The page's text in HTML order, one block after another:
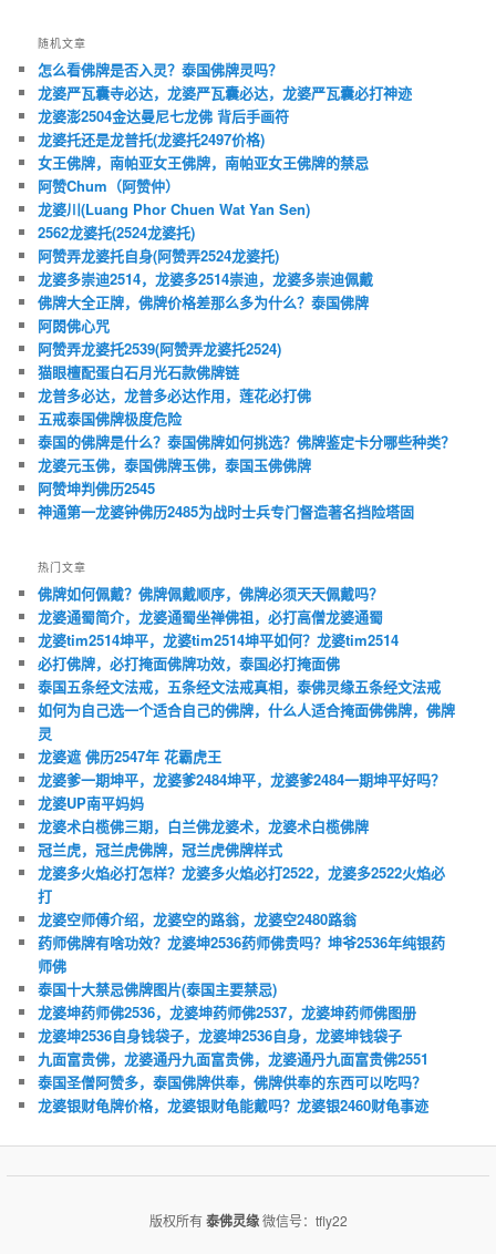
随机文章
怎么看佛牌是否入灵？泰国佛牌灵吗？
龙婆严瓦囊寺必达，龙婆严瓦囊必达，龙婆严瓦囊必打神迹
龙婆澎2504金达曼尼七龙佛 背后手画符
龙婆托还是龙普托(龙婆托2497价格)
女王佛牌，南帕亚女王佛牌，南帕亚女王佛牌的禁忌
阿赞Chum（阿赞仲）
龙婆川(Luang Phor Chuen Wat Yan Sen)
2562龙婆托(2524龙婆托)
阿赞弄龙婆托自身(阿赞弄2524龙婆托)
龙婆多崇迪2514，龙婆多2514崇迪，龙婆多崇迪佩戴
佛牌大全正牌，佛牌价格差那么多为什么？泰国佛牌
阿閦佛心咒
阿赞弄龙婆托2539(阿赞弄龙婆托2524)
猫眼檀配蛋白石月光石款佛牌链
龙普多必达，龙普多必达作用，莲花必打佛
五戒泰国佛牌极度危险
泰国的佛牌是什么？泰国佛牌如何挑选？佛牌鉴定卡分哪些种类？
龙婆元玉佛，泰国佛牌玉佛，泰国玉佛佛牌
阿赞坤判佛历2545
神通第一龙婆钟佛历2485为战时士兵专门督造著名挡险塔固
热门文章
佛牌如何佩戴？佛牌佩戴顺序，佛牌必须天天佩戴吗？
龙婆通蜀简介，龙婆通蜀坐禅佛祖，必打高僧龙婆通蜀
龙婆tim2514坤平，龙婆tim2514坤平如何？龙婆tim2514
必打佛牌，必打掩面佛牌功效，泰国必打掩面佛
泰国五条经文法戒，五条经文法戒真相，泰佛灵缘五条经文法戒
如何为自己选一个适合自己的佛牌，什么人适合掩面佛佛牌，佛牌
灵
龙婆遮 佛历2547年 花霸虎王
龙婆爹一期坤平，龙婆爹2484坤平，龙婆爹2484一期坤平好吗？
龙婆UP南平妈妈
龙婆术白榄佛三期，白兰佛龙婆术，龙婆术白榄佛牌
冠兰虎，冠兰虎佛牌，冠兰虎佛牌样式
龙婆多火焰必打怎样？龙婆多火焰必打2522，龙婆多2522火焰必
打
龙婆空师傅介绍，龙婆空的路翁，龙婆空2480路翁
药师佛牌有啥功效？龙婆坤2536药师佛贵吗？坤爷2536年纯银药
师佛
泰国十大禁忌佛牌图片(泰国主要禁忌)
龙婆坤药师佛2536，龙婆坤药师佛2537，龙婆坤药师佛图册
龙婆坤2536自身钱袋子，龙婆坤2536自身，龙婆坤钱袋子
九面富贵佛，龙婆通丹九面富贵佛，龙婆通丹九面富贵佛2551
泰国圣僧阿赞多，泰国佛牌供奉，佛牌供奉的东西可以吃吗？
龙婆银财龟牌价格，龙婆银财龟能戴吗？龙婆银2460财龟事迹
版权所有泰佛灵缘微信号：tfly22